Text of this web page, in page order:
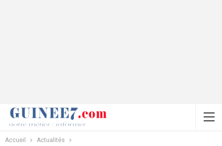
Accueil Actualités